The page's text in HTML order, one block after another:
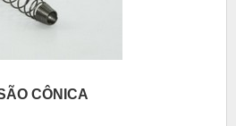
CÔNICA